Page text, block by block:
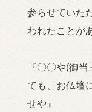
参らせていた
われたことが
『〇〇や(御
ても、お仏壇
せや』